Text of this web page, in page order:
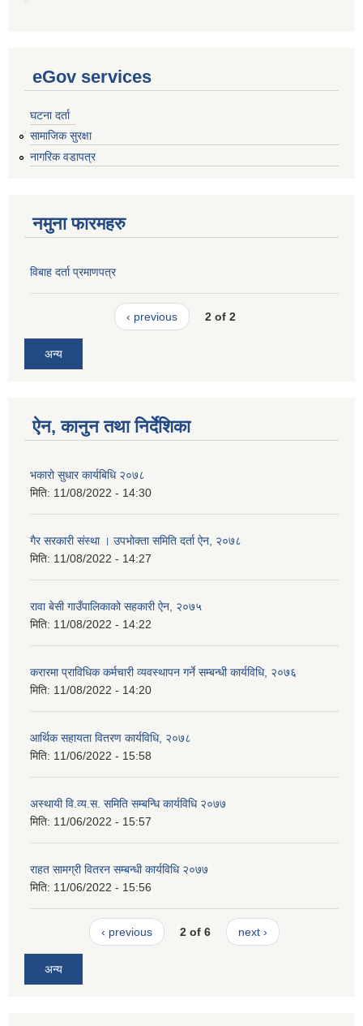
eGov services
घटना दर्ता
सामाजिक सुरक्षा
नागरिक वडापत्र
नमुना फारमहरु
विबाह दर्ता प्रमाणपत्र
‹ previous 2 of 2
अन्य
ऐन, कानुन तथा निर्देशिका
भकारो सुधार कार्यबिधि २०७८
मिति: 11/08/2022 - 14:30
गैर सरकारी संस्था । उपभोक्ता समिति दर्ता ऐन, २०७८
मिति: 11/08/2022 - 14:27
रावा बेसी गाउँपालिकाको सहकारी ऐन, २०७५
मिति: 11/08/2022 - 14:22
करारमा प्राविधिक कर्मचारी व्यवस्थापन गर्ने सम्बन्धी कार्यविधि, २०७६
मिति: 11/08/2022 - 14:20
आर्थिक सहायता वितरण कार्यविधि, २०७८
मिति: 11/06/2022 - 15:58
अस्थायी वि.व्य.स. समिति सम्बन्धि कार्यविधि २०७७
मिति: 11/06/2022 - 15:57
राहत सामग्री वितरन सम्बन्धी कार्यविधि २०७७
मिति: 11/06/2022 - 15:56
‹ previous 2 of 6 next ›
अन्य